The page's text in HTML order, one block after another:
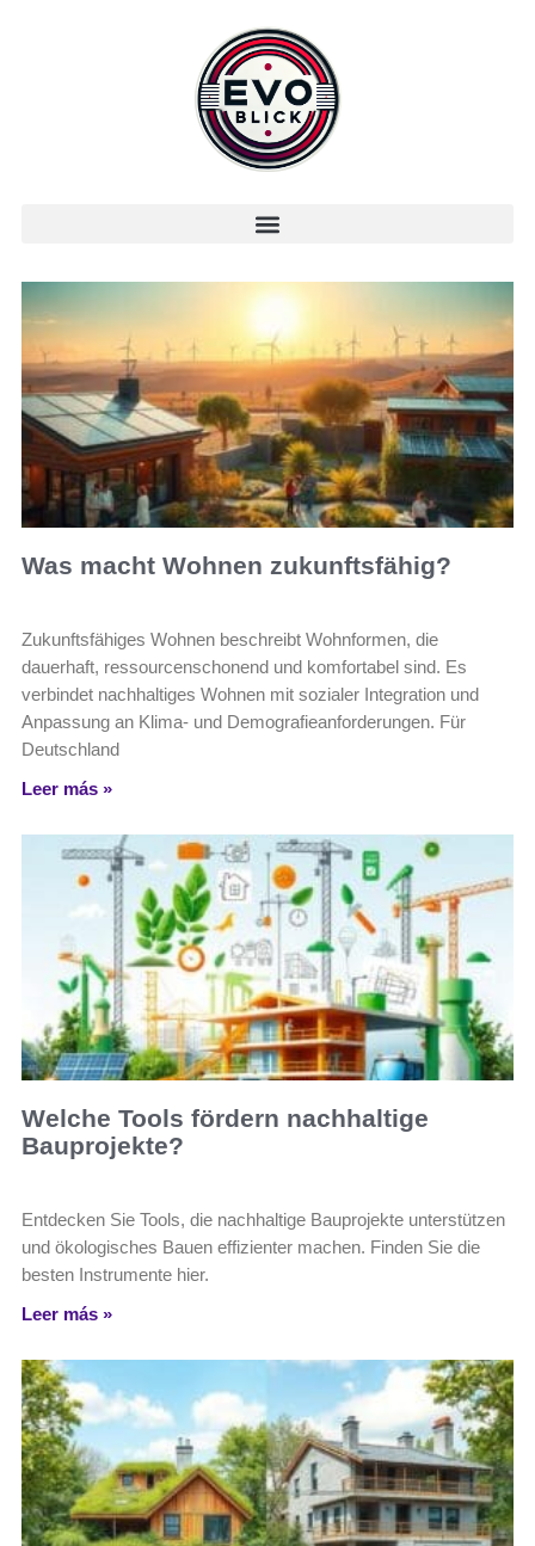
Was macht Wohnen zukunftsfähig?
Zukunftsfähiges Wohnen beschreibt Wohnformen, die
dauerhaft, ressourcenschonend und komfortabel sind. Es
verbindet nachhaltiges Wohnen mit sozialer Integration und
Anpassung an Klima- und Demografieanforderungen. Für
Deutschland
Leer más »
Welche Tools fördern nachhaltige
Bauprojekte?
Entdecken Sie Tools, die nachhaltige Bauprojekte unterstützen
und ökologisches Bauen effizienter machen. Finden Sie die
besten Instrumente hier.
Leer más »